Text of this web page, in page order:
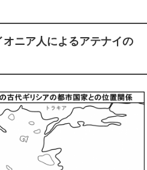
ニア人によるアテナイの